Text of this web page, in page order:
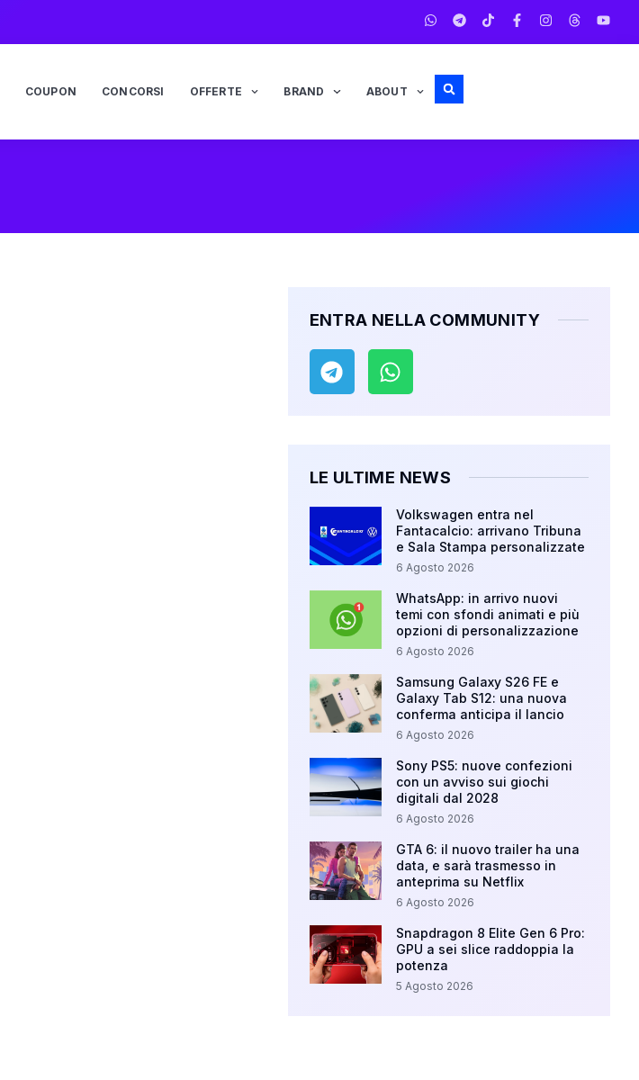
COUPON CONCORSI OFFERTE BRAND ABOUT
ENTRA NELLA COMMUNITY
LE ULTIME NEWS
Volkswagen entra nel
Fantacalcio: arrivano Tribuna
e Sala Stampa personalizzate
6 Agosto 2026
WhatsApp: in arrivo nuovi
temi con sfondi animati e più
opzioni di personalizzazione
6 Agosto 2026
Samsung Galaxy S26 FE e
Galaxy Tab S12: una nuova
conferma anticipa il lancio
6 Agosto 2026
Sony PS5: nuove confezioni
con un avviso sui giochi
digitali dal 2028
6 Agosto 2026
GTA 6: il nuovo trailer ha una
data, e sarà trasmesso in
anteprima su Netflix
6 Agosto 2026
Snapdragon 8 Elite Gen 6 Pro:
GPU a sei slice raddoppia la
potenza
5 Agosto 2026